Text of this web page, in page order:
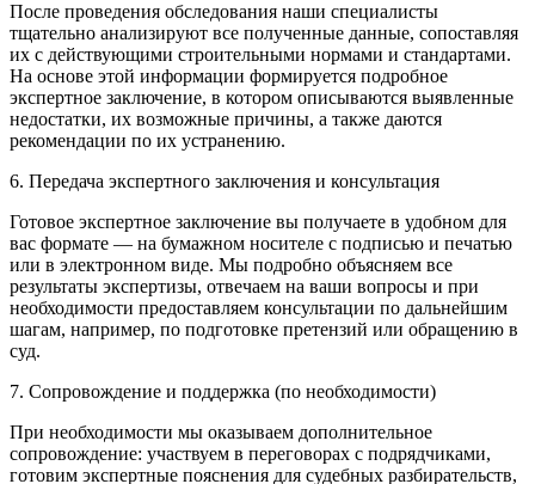
После проведения обследования наши специалисты
тщательно анализируют все полученные данные, сопоставляя
их с действующими строительными нормами и стандартами.
На основе этой информации формируется подробное
экспертное заключение, в котором описываются выявленные
недостатки, их возможные причины, а также даются
рекомендации по их устранению.
6. Передача экспертного заключения и консультация
Готовое экспертное заключение вы получаете в удобном для
вас формате — на бумажном носителе с подписью и печатью
или в электронном виде. Мы подробно объясняем все
результаты экспертизы, отвечаем на ваши вопросы и при
необходимости предоставляем консультации по дальнейшим
шагам, например, по подготовке претензий или обращению в
суд.
7. Сопровождение и поддержка (по необходимости)
При необходимости мы оказываем дополнительное
сопровождение: участвуем в переговорах с подрядчиками,
готовим экспертные пояснения для судебных разбирательств,